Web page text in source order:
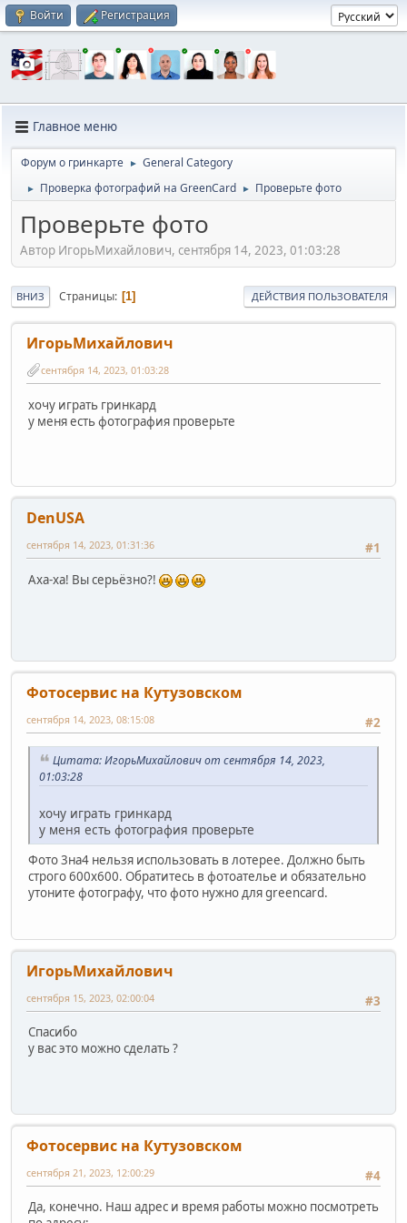
Войти Регистрация
Главное меню
Форум о гринкарте ► General Category
► Проверка фотографий на GreenCard ► Проверьте фото
Проверьте фото
Автор ИгорьМихайлович, сентября 14, 2023, 01:03:28
ВНИЗ Страницы 1 ДЕЙСТВИЯ ПОЛЬЗОВАТЕЛЯ
ИгорьМихайлович
сентября 14, 2023, 01:03:28
хочу играть гринкард
у меня есть фотография проверьте
DenUSA
#1
сентября 14, 2023, 01:31:36
Аха-ха! Вы серьёзно?!
Фотосервис на Кутузовском
#2
сентября 14, 2023, 08:15:08
Цитата: ИгорьМихайлович от сентября 14, 2023,
01:03:28
хочу играть гринкард
у меня есть фотография проверьте
Фото 3на4 нельзя использовать в лотерее. Должно быть
строго 600х600. Обратитесь в фотоателье и обязательно
утоните фотографу, что фото нужно для greencard.
ИгорьМихайлович
#3
сентября 15, 2023, 02:00:04
Спасибо
у вас это можно сделать ?
Фотосервис на Кутузовском
#4
сентября 21, 2023, 12:00:29
Да, конечно. Наш адрес и время работы можно посмотреть